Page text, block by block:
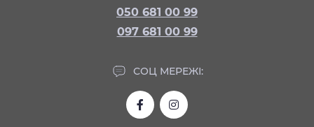
050 681 00 99
097 681 00 99
СОЦ МЕРЕЖІ: